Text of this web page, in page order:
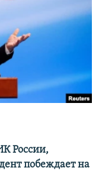
России,
побеждает на